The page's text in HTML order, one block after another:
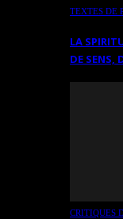
TEXTES DE
LA
DE SENS,
CRITIQUES